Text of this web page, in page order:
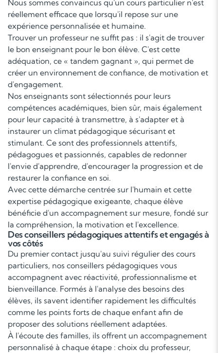
Nous sommes convaincus qu'un cours particulier n'est
réellement efficace que lorsqu'il repose sur une
expérience personnalisée et humaine.
Trouver un professeur ne suffit pas : il s'agit de trouver
le bon enseignant pour le bon élève. C'est cette
adéquation, ce « tandem gagnant », qui permet de
créer un environnement de confiance, de motivation et
d'engagement.
Nos enseignants sont sélectionnés pour leurs
compétences académiques, bien sûr, mais également
pour leur capacité à transmettre, à s'adapter et à
instaurer un climat pédagogique sécurisant et
stimulant. Ce sont des professionnels attentifs,
pédagogues et passionnés, capables de redonner
l'envie d'apprendre, d'encourager la progression et de
restaurer la confiance en soi.
Avec cette démarche centrée sur l'humain et cette
expertise pédagogique exigeante, chaque élève
bénéficie d'un accompagnement sur mesure, fondé sur
la compréhension, la motivation et l'excellence.
Des conseillers pédagogiques attentifs et engagés à
vos côtés
Du premier contact jusqu'au suivi régulier des cours
particuliers, nos conseillers pédagogiques vous
accompagnent avec réactivité, professionnalisme et
bienveillance. Formés à l'analyse des besoins des
élèves, ils savent identifier rapidement les difficultés
comme les points forts de chaque enfant afin de
proposer des solutions réellement adaptées.
À l'écoute des familles, ils offrent un accompagnement
personnalisé à chaque étape : choix du professeur,